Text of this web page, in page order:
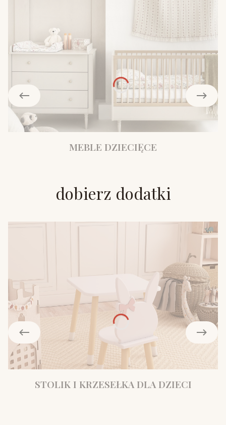
MEBLE DZIECIĘCE
dobierz dodatki
STOLIK I KRZESEŁKA DLA DZIECI